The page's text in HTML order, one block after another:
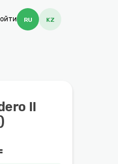
RU KZ
II